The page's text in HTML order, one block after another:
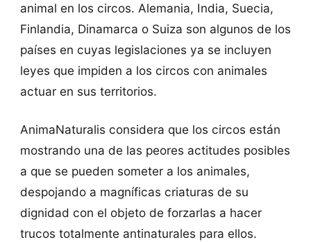
animal en los circos. Alemania, India, Suecia,
Finlandia, Dinamarca o Suiza son algunos de los
países en cuyas legislaciones ya se incluyen
leyes que impiden a los circos con animales
actuar en sus territorios.
AnimaNaturalis considera que los circos están
mostrando una de las peores actitudes posibles
a que se pueden someter a los animales,
despojando a magníficas criaturas de su
dignidad con el objeto de forzarlas a hacer
trucos totalmente antinaturales para ellos.